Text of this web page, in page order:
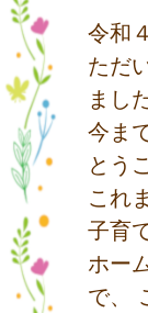
令和
ただ
まし
今ま
とう
これ
子育
ホー
で、